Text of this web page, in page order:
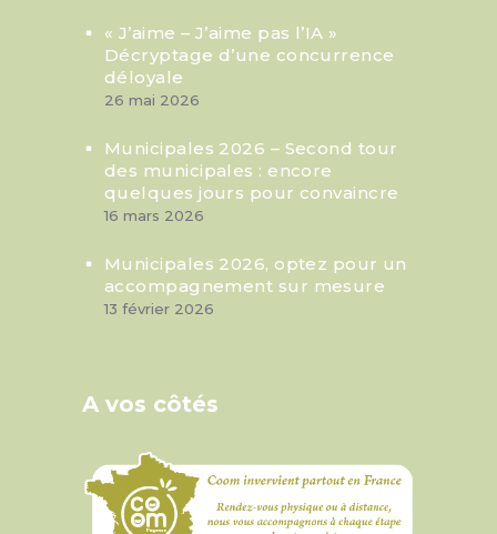
« J’aime – J’aime pas l’IA »
Décryptage d’une concurrence
déloyale
26 mai 2026
Municipales 2026 – Second tour
des municipales : encore
quelques jours pour convaincre
16 mars 2026
Municipales 2026, optez pour un
accompagnement sur mesure
13 février 2026
A vos côtés